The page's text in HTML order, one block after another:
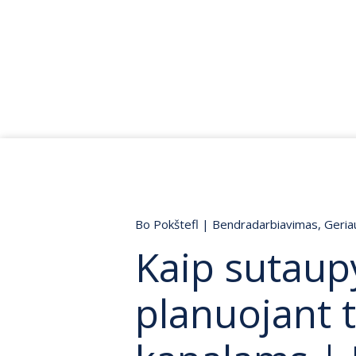
Bo Pokštefl | Bendradarbiavimas,
Kaip
planuojant